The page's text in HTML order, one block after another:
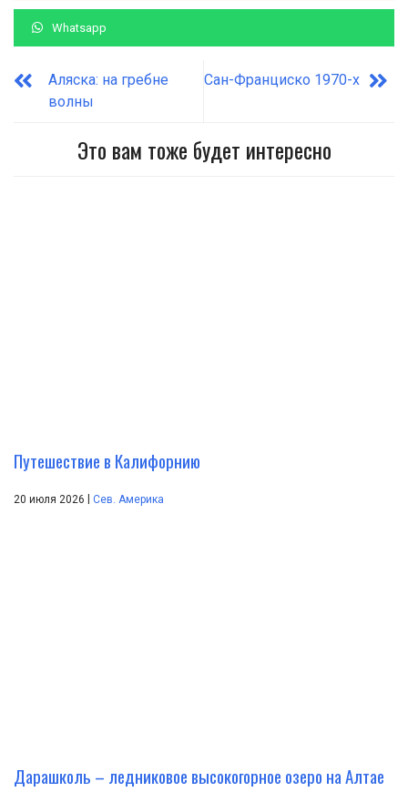
Whatsapp
Аляска: на гребне
волны
Сан-Франциско 1970-х
Это вам тоже будет интересно
Путешествие в Калифорнию
20 июля 2026 Сев. Америка
Дарашколь – ледниковое высокогорное озеро на Алтае